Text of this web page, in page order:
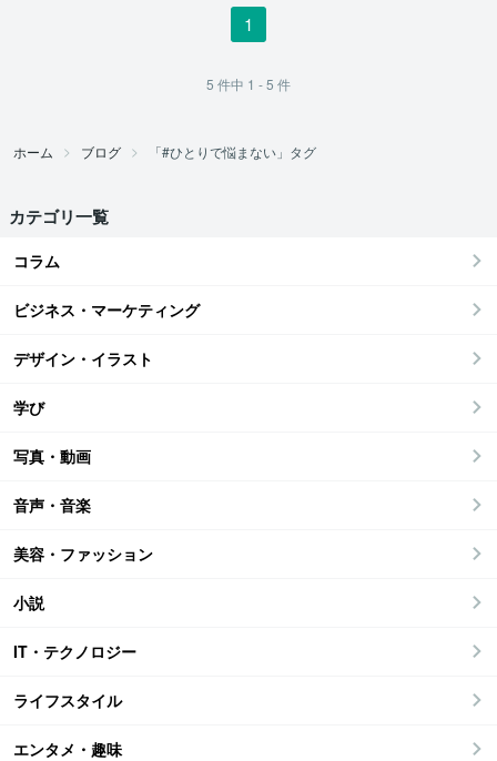
1
5 件中 1 - 5 件
ホーム ブログ 「#ひとりで悩まない」タグ
カテゴリ一覧
コラム
ビジネス・マーケティング
デザイン・イラスト
学び
写真・動画
音声・音楽
美容・ファッション
小説
IT・テクノロジー
ライフスタイル
エンタメ・趣味